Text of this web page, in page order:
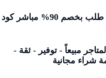
تويو toyou عرض اول وثاني طلب بخصم 90% مباشر كود
مبيعاً - توفير - ثقة -
شراء مجانية